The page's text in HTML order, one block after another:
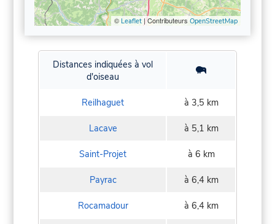
© Leaflet| Contributeurs OpenStreetMap
Distances indiquées à vol
d'oiseau
Reilhaguet à 3,5 km
Lacave à 5,1 km
Saint-Projet à 6 km
Payrac à 6,4 km
Rocamadour à 6,4 km